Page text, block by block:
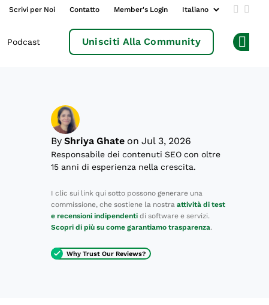
Scrivi per Noi Contatto Member's Login Add us
Podcast Unisciti Alla Community
By Shriya Ghate on Jul 3, 2026
Responsabile dei contenuti SEO con oltre
15 anni di esperienza nella crescita.
I clic sui link qui sotto possono generare una
commissione, che sostiene la nostra attività di test
e recensioni indipendenti di software e servizi.
Scopri di più su come garantiamo trasparenza.
Why Trust Our Reviews?